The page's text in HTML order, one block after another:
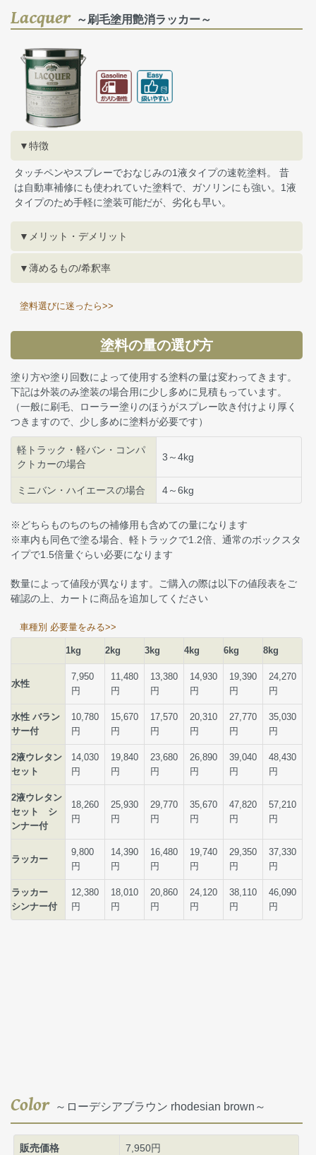
Lacquer～刷毛塗用艶消ラッカー～
▼特徴
タッチペンやスプレーでおなじみの1液タイプの速乾塗料。 昔
は自動車補修にも使われていた塗料で、ガソリンにも強い。1液
タイプのため手軽に塗装可能だが、劣化も早い。
▼メリット・デメリット
▼薄めるもの/希釈率
塗料選びに迷ったら>>
塗料の量の選び方
塗り方や塗り回数によって使用する塗料の量は変わってきます。
下記は外装のみ塗装の場合用に少し多めに見積もっています。
（一般に刷毛、ローラー塗りのほうがスプレー吹き付けより厚く
つきますので、少し多めに塗料が必要です）
軽トラック・軽バン・コンパ
クトカーの場合
3～4kg
ミニバン・ハイエースの場合 4～6kg
※どちらものちのちの補修用も含めての量になります
※車内も同色で塗る場合、軽トラックで1.2倍、通常のボックスタ
イプで1.5倍量ぐらい必要になります
数量によって値段が異なります。ご購入の際は以下の値段表をご
確認の上、カートに商品を追加してください
車種別 必要量をみる>>
Color～ローデシアブラウン rhodesian brown～
販売価格 7,950円